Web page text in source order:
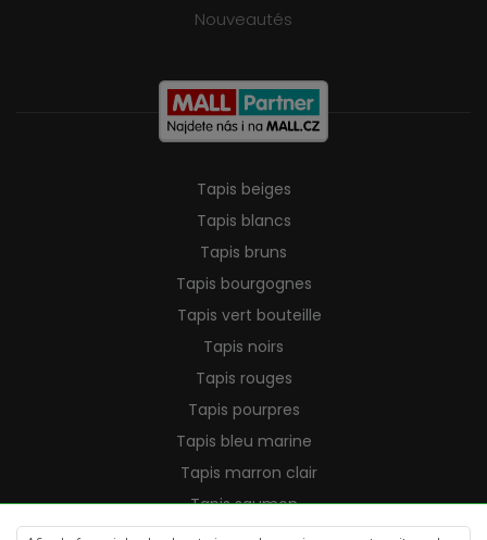
Nouveautés
Tapis beiges
Tapis blancs
Tapis bruns
Tapis bourgognes
Tapis vert bouteille
Tapis noirs
Tapis rouges
Tapis pourpres
Tapis bleu marine
Tapis marron clair
Tapis saumon